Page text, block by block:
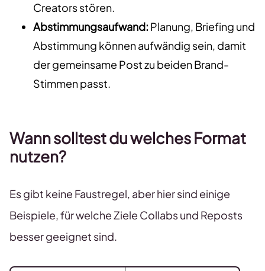
Creators stören.
Abstimmungsaufwand: Planung, Briefing und
Abstimmung können aufwändig sein, damit
der gemeinsame Post zu beiden Brand-
Stimmen passt.
Wann solltest du welches Format
nutzen?
Es gibt keine Faustregel, aber hier sind einige
Beispiele, für welche Ziele Collabs und Reposts
besser geeignet sind.